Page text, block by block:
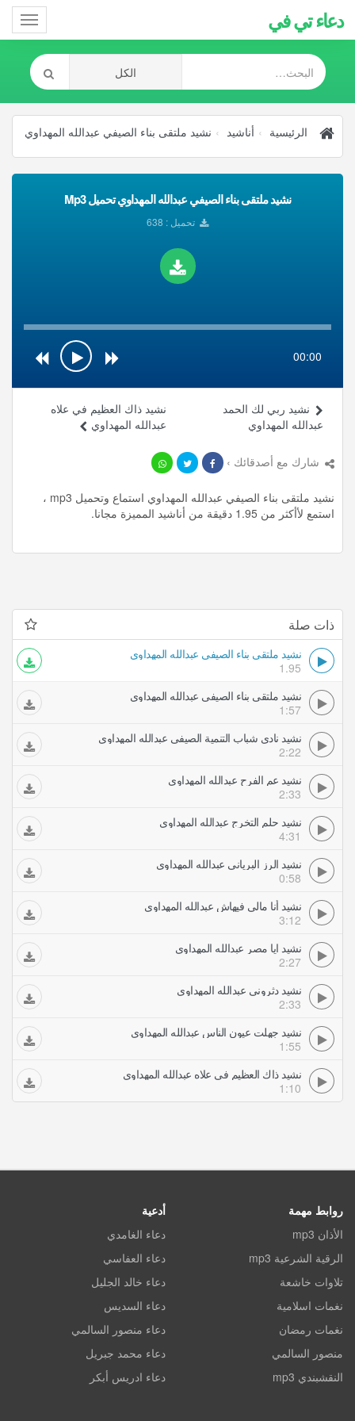
دعاء تي في
الرئيسية أناشيد نشيد ملتقى بناء الصيفي عبدالله المهداوي
نشيد ملتقى بناء الصيفي عبدالله المهداوي تحميل Mp3
تحميل : 638
00:00
نشيد ذاك العظيم في علاه
عبدالله المهداوي
نشيد ربي لك الحمد
عبدالله المهداوي
شارك مع أصدقائك ›
نشيد ملتقى بناء الصيفي عبدالله المهداوي استماع وتحميل mp3 ،
استمع لأأكثر من 1.95 دقيقة من أناشيد المميزة مجانا.
ذات صلة
نشيد ملتقى بناء الصيفي عبدالله المهداوي
1.95
نشيد ملتقى بناء الصيفي عبدالله المهداوي
1:57
نشيد نادي شباب التنمية الصيفي عبدالله المهداوي
2:22
نشيد عم الفرح عبدالله المهداوي
2:33
نشيد حلم التخرج عبدالله المهداوي
4:31
نشيد الرز البرياني عبدالله المهداوي
0:58
نشيد أنا مالي فيهاش عبدالله المهداوي
3:12
نشيد ايا مصر عبدالله المهداوي
2:27
نشيد دثروني عبدالله المهداوي
2:33
نشيد جهلت عيون الناس عبدالله المهداوي
1:55
نشيد ذاك العظيم في علاه عبدالله المهداوي
1:10
روابط مهمة
الأذان mp3
الرقية الشرعية mp3
تلاوات خاشعة
نغمات اسلامية
نغمات رمضان
منصور السالمي
النقشبندي mp3
أدعية
دعاء الغامدي
دعاء العفاسي
دعاء خالد الجليل
دعاء السديس
دعاء منصور السالمي
دعاء محمد جبريل
دعاء ادريس أبكر